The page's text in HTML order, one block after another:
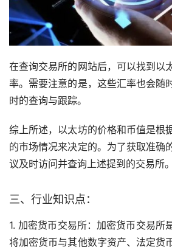
在查询交易所的网站后，可以找到以
率。需要注意的是，这些汇率也会随
时的查询与跟踪。
综上所述，以太坊的价格和币值是根
的市场情况来决定的。为了获取准确
议及时访问并查询上述提到的交易所。
三、行业知识点：
1. 加密货币交易所：加密货币交易所
将加密货币与其他数字资产、法定货